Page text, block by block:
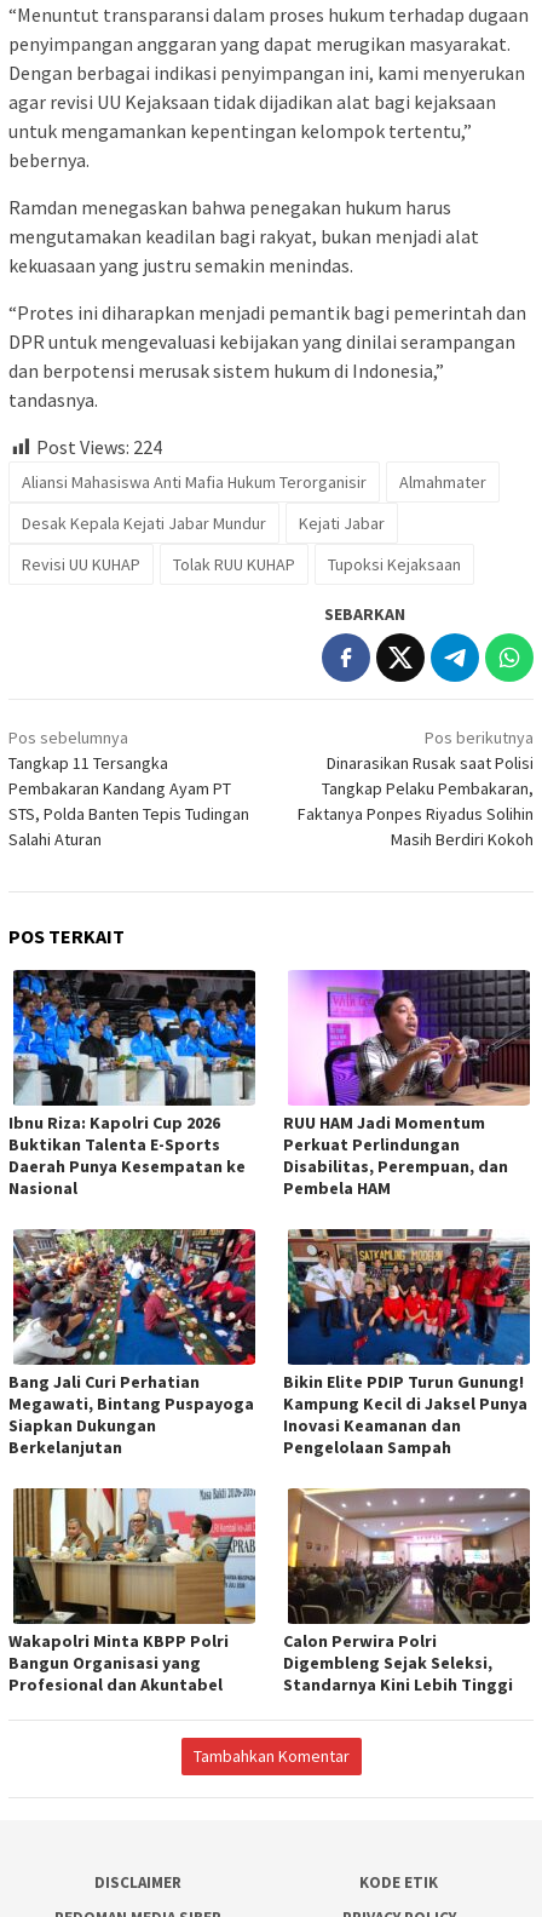
“Menuntut transparansi dalam proses hukum terhadap dugaan
penyimpangan anggaran yang dapat merugikan masyarakat.
Dengan berbagai indikasi penyimpangan ini, kami menyerukan
agar revisi UU Kejaksaan tidak dijadikan alat bagi kejaksaan
untuk mengamankan kepentingan kelompok tertentu,”
bebernya.
Ramdan menegaskan bahwa penegakan hukum harus
mengutamakan keadilan bagi rakyat, bukan menjadi alat
kekuasaan yang justru semakin menindas.
“Protes ini diharapkan menjadi pemantik bagi pemerintah dan
DPR untuk mengevaluasi kebijakan yang dinilai serampangan
dan berpotensi merusak sistem hukum di Indonesia,”
tandasnya.
Post Views: 224
Aliansi Mahasiswa Anti Mafia Hukum Terorganisir
Almahmater
Desak Kepala Kejati Jabar Mundur
Kejati Jabar
Revisi UU KUHAP
Tolak RUU KUHAP Tupoksi Kejaksaan
SEBARKAN
Navigasi
pos
Pos sebelumnya
Tangkap 11 Tersangka
Pembakaran Kandang Ayam PT
STS, Polda Banten Tepis Tudingan
Salahi Aturan
Pos berikutnya
Dinarasikan Rusak saat Polisi
Tangkap Pelaku Pembakaran,
Faktanya Ponpes Riyadus Solihin
Masih Berdiri Kokoh
POS TERKAIT
Ibnu Riza: Kapolri Cup 2026
Buktikan Talenta E-Sports
Daerah Punya Kesempatan ke
Nasional
RUU HAM Jadi Momentum
Perkuat Perlindungan
Disabilitas, Perempuan, dan
Pembela HAM
Bang Jali Curi Perhatian
Megawati, Bintang Puspayoga
Siapkan Dukungan
Berkelanjutan
Bikin Elite PDIP Turun Gunung!
Kampung Kecil di Jaksel Punya
Inovasi Keamanan dan
Pengelolaan Sampah
Wakapolri Minta KBPP Polri
Bangun Organisasi yang
Profesional dan Akuntabel
Calon Perwira Polri
Digembleng Sejak Seleksi,
Standarnya Kini Lebih Tinggi
Tambahkan Komentar
DISCLAIMER
KODE ETIK